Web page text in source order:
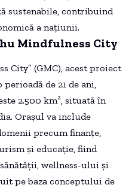
sustenabile, contribuind
a națiunii.
Mindfulness City
City” (GMC), acest proiect
de 21 de ani,
2.500 km², situată în
Orașul va include
precum finanțe,
și educație, fiind
wellness-ului și
pe baza conceptului de